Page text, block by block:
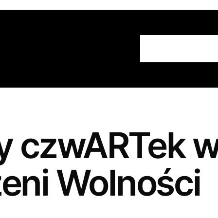
czwARTek
Wolności